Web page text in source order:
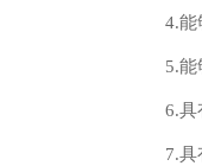
4.能
5.能
6.具
7.具